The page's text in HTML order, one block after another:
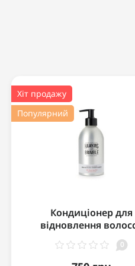
Хіт продажу
Популярний
Кондиціонер для
відновлення
Hawkins & Brimble
Nourishing Conditioner
мл
0